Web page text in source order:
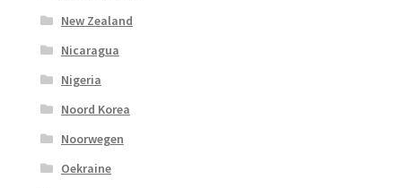
New Zealand
Nicaragua
Nigeria
Noord Korea
Noorwegen
Oekraine